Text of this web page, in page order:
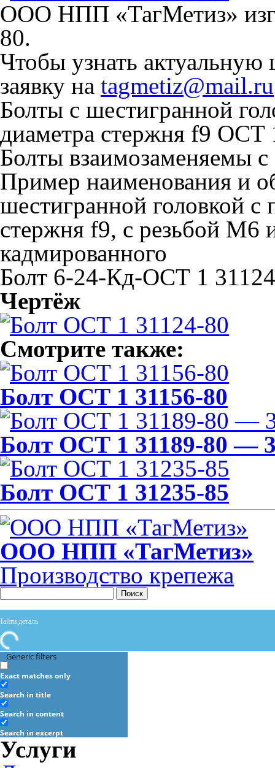
ООО НПП «ТагМетиз»
80.
Чтобы узнать
заявку на tagmetiz@mail.ru
Болты с шестигранной
диаметра стержня f9 ОСТ
Болты взаимозаменяемы
Пример наименования и
шестигранной головкой с
стержня f9, с резьбой М6
кадмированного
Болт 6-24-Кд-ОСТ 1
Чертёж
Смотрите также:
Болт ОСТ 1 31156-80
Болт ОСТ 1 31189-80 —
Болт ОСТ 1 31235-85
ООО НПП «ТагМетиз»
Производство крепежа
Поиск
Generic filters
Exact matches only
Search in title
Search in content
Search in excerpt
Услуги